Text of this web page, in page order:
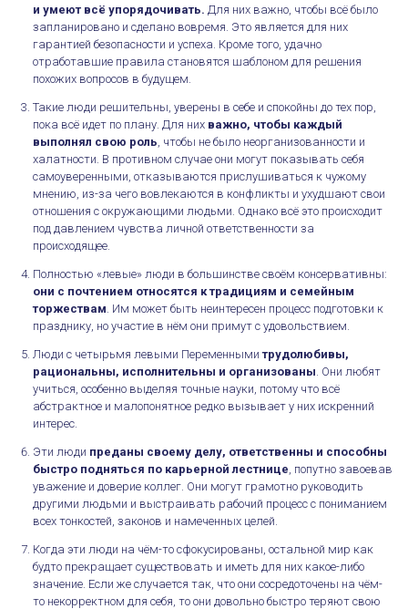
и умеют всё упорядочивать. Для них важно, чтобы всё было
запланировано и сделано вовремя. Это является для них
гарантией безопасности и успеха. Кроме того, удачно
отработавшие правила становятся шаблоном для решения
похожих вопросов в будущем.
Такие люди решительны, уверены в себе и спокойны до тех пор,
пока всё идет по плану. Для них важно, чтобы каждый
выполнял свою роль , чтобы не было неорганизованности и
халатности. В противном случае они могут показывать себя
самоуверенными, отказываются прислушиваться к чужому
мнению, из-за чего вовлекаются в конфликты и ухудшают свои
отношения с окружающими людьми. Однако всё это происходит
под давлением чувства личной ответственности за
происходящее.
Полностью «левые» люди в большинстве своём консервативны:
они с почтением относятся к традициям и семейным
торжествам . Им может быть неинтересен процесс подготовки к
празднику, но участие в нём они примут с удовольствием.
Люди с четырьмя левыми Переменнымитрудолюбивы,
рациональны, исполнительны и организованы . Они любят
учиться, особенно выделяя точные науки, потому что всё
абстрактное и малопонятное редко вызывает у них искренний
интерес.
Эти люди преданы своему делу, ответственны и способны
быстро подняться по карьерной лестнице , попутно завоевав
уважение и доверие коллег. Они могут грамотно руководить
другими людьми и выстраивать рабочий процесс с пониманием
всех тонкостей, законов и намеченных целей.
Когда эти люди на чём-то сфокусированы, остальной мир как
будто прекращает существовать и иметь для них какое-либо
значение. Если же случается так, что они сосредоточены на чём-
то некорректном для себя, то они довольно быстро теряют свою